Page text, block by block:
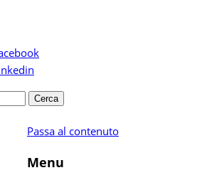
Passa al contenuto
Menu